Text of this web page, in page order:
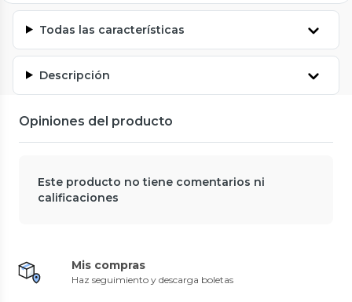
Todas las características
Descripción
Opiniones del producto
Este producto no tiene comentarios ni
calificaciones
Mis compras
Haz seguimiento y descarga boletas